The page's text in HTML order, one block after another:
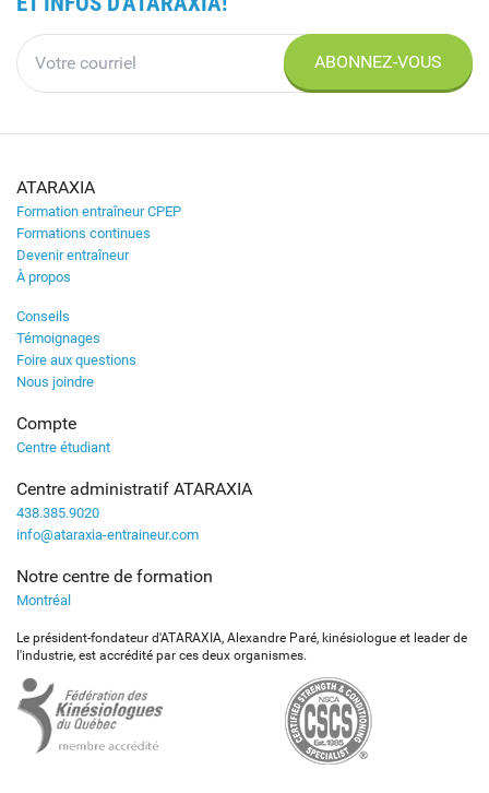
ABONNEZ-VOUS
ATARAXIA
Formation entraîneur CPEP
Formations continues
Devenir entraîneur
À propos
Conseils
Témoignages
Foire aux questions
Nous joindre
Compte
Centre étudiant
Centre administratif ATARAXIA
438.385.9020
info@ataraxia-entraineur.com
Notre centre de formation
Montréal
Le président-fondateur d'ATARAXIA, Alexandre Paré, kinésiologue et leader de
l'industrie, est accrédité par ces deux organismes.